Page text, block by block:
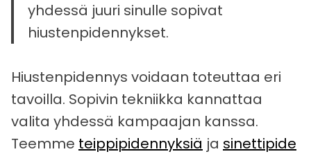
yhdessä juuri sinulle sopivat
hiustenpidennykset.
Hiustenpidennys voidaan toteuttaa eri
tavoilla. Sopivin tekniikka kannattaa
valita yhdessä kampaajan kanssa.
Teemme teippipidennyksiä ja sinettipide